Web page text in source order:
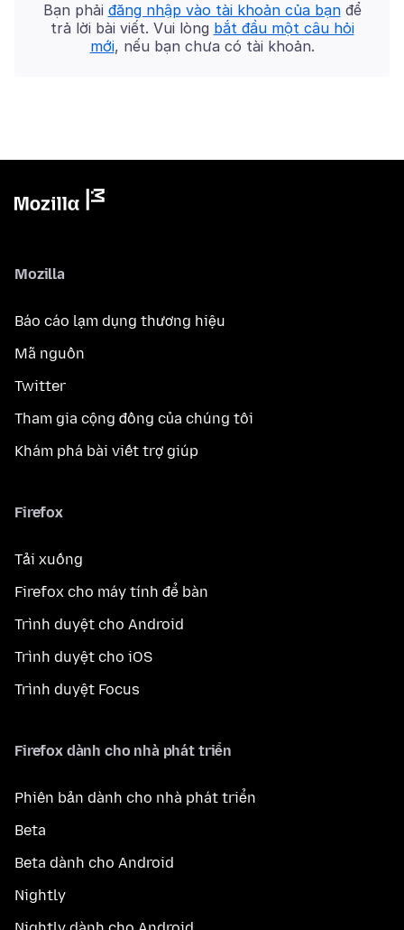
Bạn phải đăng nhập vào tài khoản của bạnđể
trả lời bài viết. Vui lòng bắt đầu một câu hỏi
mới, nếu bạn chưa có tài khoản.
Mozilla
Báo cáo lạm dụng thương hiệu
Mã nguồn
Twitter
Tham gia cộng đồng của chúng tôi
Khám phá bài viết trợ giúp
Firefox
Tải xuống
Firefox cho máy tính để bàn
Trình duyệt cho Android
Trình duyệt cho iOS
Trình duyệt Focus
Firefox dành cho nhà phát triển
Phiên bản dành cho nhà phát triển
Beta
Beta dành cho Android
Nightly